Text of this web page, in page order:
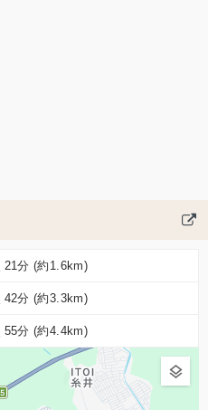
21分 (約1.6km)
42分 (約3.3km)
55分 (約4.4km)